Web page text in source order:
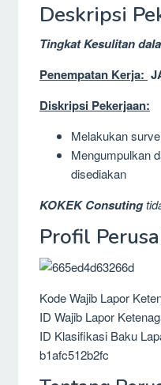
Deskripsi
Tingkat Kesulitan
Penempatan Kerja:
Diskripsi Pekerjaan:
Melakukan
Mengumpulkan
disediakan
KOKEK Consuting
Profil
Kode Wajib Lapor
ID Wajib Lapor
ID Klasifikasi Baku
b1afc512b2fc